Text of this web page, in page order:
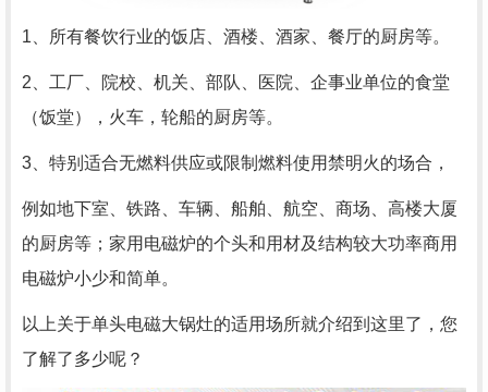
1、所有餐饮行业的饭店、酒楼、酒家、餐厅的厨房等。
2、工厂、院校、机关、部队、医院、企事业单位的食堂
（饭堂），火车，轮船的厨房等。
3、特别适合无燃料供应或限制燃料使用禁明火的场合，
例如地下室、铁路、车辆、船舶、航空、商场、高楼大厦
的厨房等；家用电磁炉的个头和用材及结构较大功率商用
电磁炉小少和简单。
以上关于单头电磁大锅灶的适用场所就介绍到这里了，您
了解了多少呢？